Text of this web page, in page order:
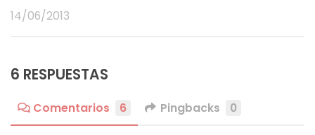
14/06/2013
6 RESPUESTAS
Comentarios 6 Pingbacks 0